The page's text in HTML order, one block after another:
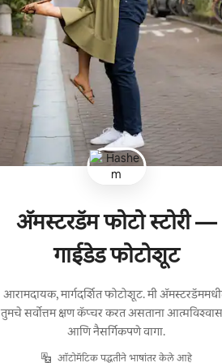
ॲमस्टरडॅम फोटो स्टोरी —
गाईडेड फोटोशूट
आरामदायक, मार्गदर्शित फोटोशूट. मी
तुमचे सर्वोत्तम क्षण कॅप्चर करत असताना
आणि नैसर्गिकपणे वागा.
ऑटोमॅटिक पद्धतीने भाषांतर केले आहे